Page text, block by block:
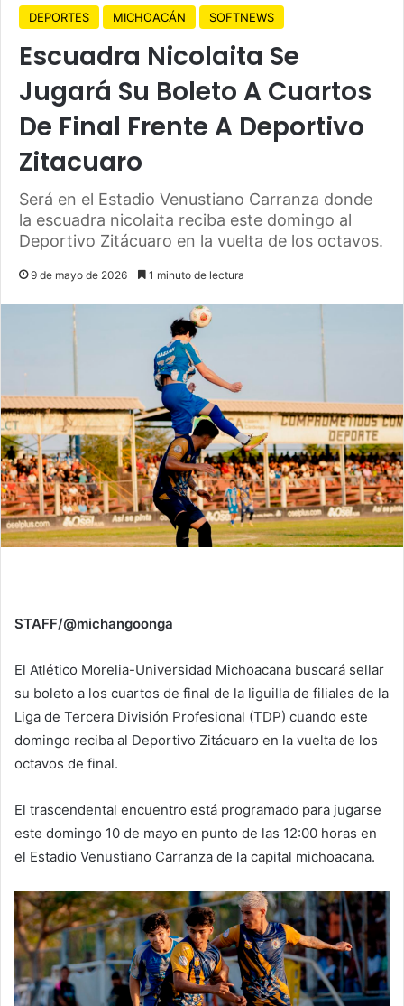
DEPORTES MICHOACÁN SOFTNEWS
Escuadra Nicolaita Se
Jugará Su Boleto A Cuartos
De Final Frente A Deportivo
Zitacuaro
Será en el Estadio Venustiano Carranza donde
la escuadra nicolaita reciba este domingo al
Deportivo Zitácuaro en la vuelta de los octavos.
9 de mayo de 2026 1 minuto de lectura
STAFF/@michangoonga
El Atlético Morelia-Universidad Michoacana buscará sellar
su boleto a los cuartos de final de la liguilla de filiales de la
Liga de Tercera División Profesional (TDP) cuando este
domingo reciba al Deportivo Zitácuaro en la vuelta de los
octavos de final.
El trascendental encuentro está programado para jugarse
este domingo 10 de mayo en punto de las 12:00 horas en
el Estadio Venustiano Carranza de la capital michoacana.